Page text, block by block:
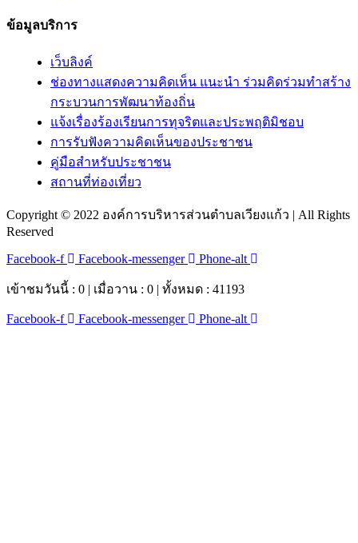
ข้อมูลบริการ
เว็บลิงค์
ช่องทางแสดงความคิดเห็น แนะนำ ร่วมคิดร่วมทำสร้าง
กระบวนการพัฒนาท้องถิ่น
แจ้งเรื่องร้องเรียนการทุจริตและประพฤติมิชอบ
การรับฟังความคิดเห็นของประชาชน
คู่มือสำหรับประชาชน
สถานที่ท่องเที่ยว
Copyright © 2022 องค์การบริหารส่วนตำบลเวียงแก้ว | All Rights
Reserved
Facebook-f
Facebook-messenger Phone-alt
เข้าชมวันนี้ : 0 | เมื่อวาน : 0 | ทั้งหมด : 41193
Facebook-f Facebook-messenger Phone-alt